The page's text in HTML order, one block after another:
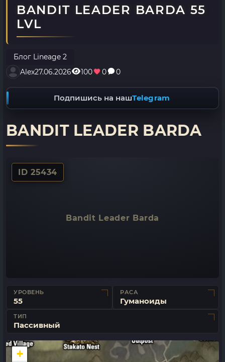
BANDIT LEADER BARDA 55
LVL
Блог Lineage 2
Alex27.06.2026 100 0 0
Подпишись на нашTelegram
BANDIT LEADER BARDA
ID 25434
Bandit Leader Barda
УРОВЕНЬ
55
РАСА
Гуманоиды
ТИП
Пассивный
+